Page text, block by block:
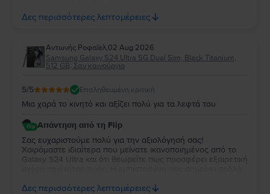
απόλυτα ικανοποιημένη. Σας ευχαριστούμε για την
εμπιστοσύνη σας και σας ευχόμαστε να χαρείτε τη νέα σας
Δες περισσότερες λεπτομέρειες
Aντωνής Ροφαϊελ,02 Aug 2026
Samsung Galaxy S24 Ultra 5G Dual Sim, Black Titanium,
512 GB, Σαν καινούργιο
5/5 Επαληθευμένη κριτική
Μια χαρά το κινητό και αξίζει πολύ για τα λεφτά του
Απάντηση από τη Flip
Σας ευχαριστούμε πολύ για την αξιολόγησή σας!
Χαιρόμαστε ιδιαίτερα που μείνατε ικανοποιημένος από το
Galaxy S24 Ultra και ότι θεωρείτε πως προσφέρει εξαιρετική
σας εξυπηρετήσουμε ξανά στο μέλλον!
Δες περισσότερες λεπτομέρειες